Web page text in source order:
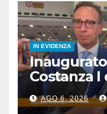
IN EVIDENZA
Costanza I
AGO 6, 2026